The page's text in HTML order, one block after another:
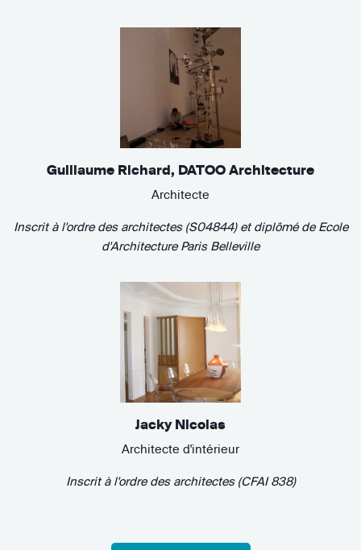
Guillaume Richard, DATOO Architecture
Architecte
Inscrit à l'ordre des architectes (S04844) et diplômé deEcole
d'Architecture Paris Belleville
Jacky Nicolas
Architecte d'intérieur
Inscrit à l'ordre des architectes (CFAI 838)